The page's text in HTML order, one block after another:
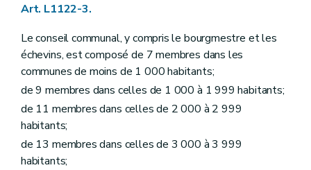
Art. L1215-13
Art. L1215-15
Art. L1215-16
Art. L1215-17
Art. L1215-18
Art. L1215-19
Art. L1215-20
Art. L1215-21
Art. L1215-23
Art. L1122-3.
Le conseil communal, y compris le bourgmestre et les
échevins, est composé de 7 membres dans les
communes de moins de 1 000 habitants;
de 9 membres dans celles de 1 000 à 1 999 habitants;
de 11 membres dans celles de 2 000 à 2 999
habitants;
de 13 membres dans celles de 3 000 à 3 999
habitants;